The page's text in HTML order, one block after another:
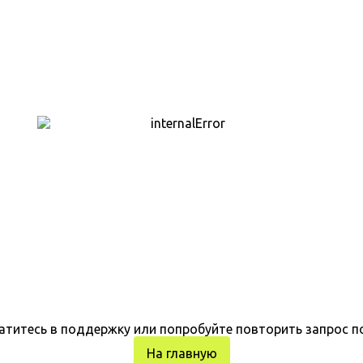
в поддержку или попробуйте повторить запрос
На главную